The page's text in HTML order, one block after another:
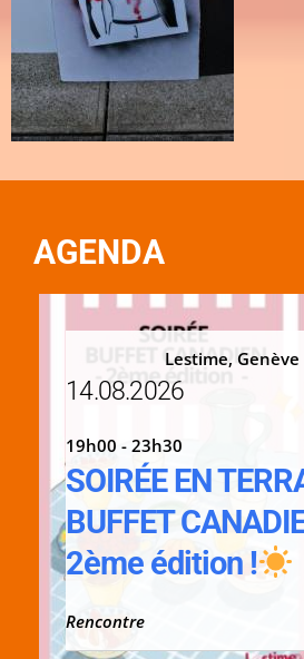
AGENDA
Lestime, Genève
14.08.2026
19h00 - 23h30
SOIRÉE EN
BUFFET
2ème édition !
Rencontre